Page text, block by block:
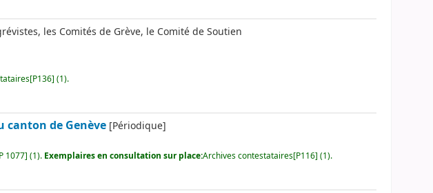
les Comités de Grève, le Comité de Soutien
(1).
de Genève [Périodique]
1077] (1). Exemplaires en consultation sur place:Archives contestataires[P116] (1).